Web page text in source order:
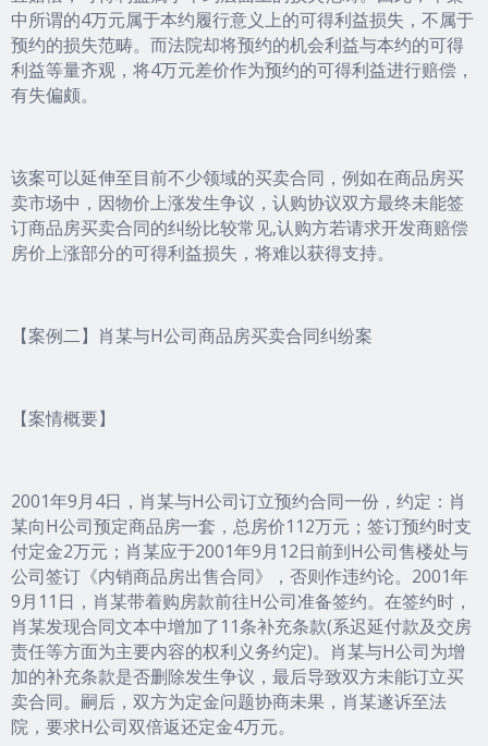
中所谓的4万元属于本约履行意义上的可得利益损失，不属于
预约的损失范畴。而法院却将预约的机会利益与本约的可得
利益等量齐观，将4万元差价作为预约的可得利益进行赔偿，
有失偏颇。
该案可以延伸至目前不少领域的买卖合同，例如在商品房买
卖市场中，因物价上涨发生争议，认购协议双方最终未能签
订商品房买卖合同的纠纷比较常见,认购方若请求开发商赔偿
房价上涨部分的可得利益损失，将难以获得支持。
【案例二】肖某与H公司商品房买卖合同纠纷案
【案情概要】
2001年9月4日，肖某与H公司订立预约合同一份，约定：肖
某向H公司预定商品房一套，总房价112万元；签订预约时支
付定金2万元；肖某应于2001年9月12日前到H公司售楼处与
公司签订《内销商品房出售合同》，否则作违约论。2001年
9月11日，肖某带着购房款前往H公司准备签约。在签约时，
肖某发现合同文本中增加了11条补充条款(系迟延付款及交房
责任等方面为主要内容的权利义务约定)。肖某与H公司为增
加的补充条款是否删除发生争议，最后导致双方未能订立买
卖合同。嗣后，双方为定金问题协商未果，肖某遂诉至法
院，要求H公司双倍返还定金4万元。